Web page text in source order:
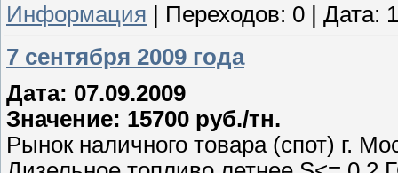
Информация
Переходов: 0 Дата:
7 сентября 2009 года
Дата: 07.09.2009
Значение: 15700 руб./тн.
Рынок наличного товара (спот) г.